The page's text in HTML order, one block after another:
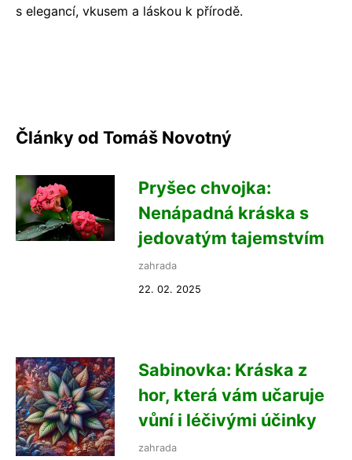
s elegancí, vkusem a láskou k přírodě.
Články od Tomáš Novotný
Pryšec chvojka:
Nenápadná kráska s
jedovatým tajemstvím
zahrada
22. 02. 2025
Sabinovka: Kráska z
hor, která vám učaruje
vůní i léčivými účinky
zahrada